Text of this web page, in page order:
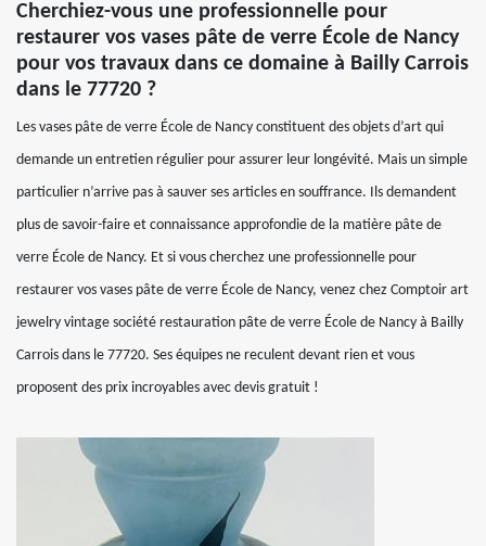
Cherchiez-vous une professionnelle pour
restaurer vos vases pâte de verre École de Nancy
pour vos travaux dans ce domaine à Bailly Carrois
dans le 77720 ?
Les vases pâte de verre École de Nancy constituent des objets d’art qui
demande un entretien régulier pour assurer leur longévité. Mais un simple
particulier n’arrive pas à sauver ses articles en souffrance. Ils demandent
plus de savoir-faire et connaissance approfondie de la matière pâte de
verre École de Nancy. Et si vous cherchez une professionnelle pour
restaurer vos vases pâte de verre École de Nancy, venez chez Comptoir art
jewelry vintage société restauration pâte de verre École de Nancy à Bailly
Carrois dans le 77720. Ses équipes ne reculent devant rien et vous
proposent des prix incroyables avec devis gratuit !